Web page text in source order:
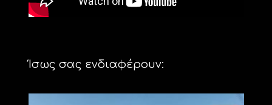
Ίσως σας ενδιαφέρουν: